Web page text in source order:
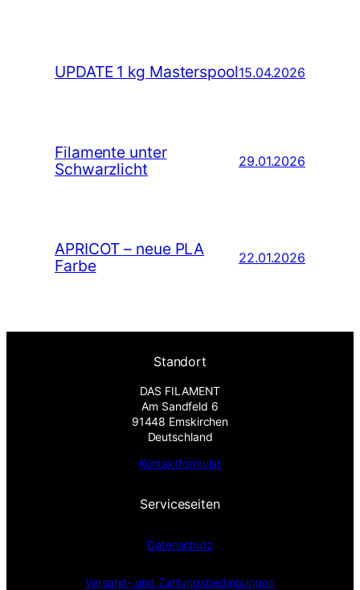
UPDATE 1 kg Masterspool15.04.2026
Filamente unter
Schwarzlicht
29.01.2026
APRICOT – neue PLA
Farbe
22.01.2026
Standort
DAS FILAMENT
Am Sandfeld 6
91448 Emskirchen
Deutschland
Kontaktformular
Serviceseiten
Datenschutz
Versand- und Zahlungsbedingungen